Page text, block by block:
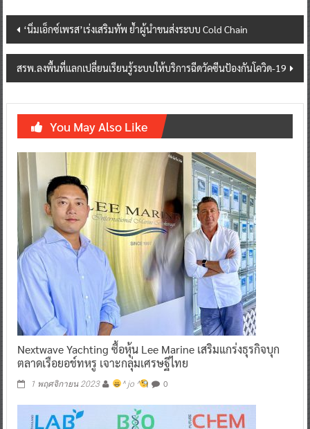
Post
navigation
‘นิ่มเอ็กซ์เพรส’เร่งเสริมทัพ ย้ำผู้นำขนส่งระบบ Cold Chain
สรพ.ลงพื้นที่แลกเปลี่ยนเรียนรู้ระบบให้บริการฉีดวัคซีนป้องกันโควิด-19
You May Also Like
Nextwave Yachting ซื้อหุ้น Lee Marine เสริมแกร่งธุรกิจบุก
ตลาดเรือยอช์ทหรู เจาะกลุ่มเศรษฐีไทย
1 พฤศจิกายน 2023 ^ jo ^ 0